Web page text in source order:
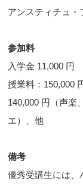
アンスティチュ・
参加料
入学金 11,000 円
授業料：150,000
140,000 円（声楽
エ）、他
備考
優秀受講生には、